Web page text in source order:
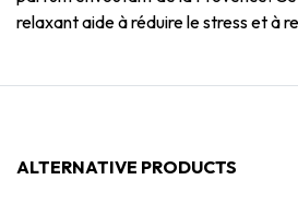
relaxant aide à réduire le stress et à
ALTERNATIVE PRODUCTS